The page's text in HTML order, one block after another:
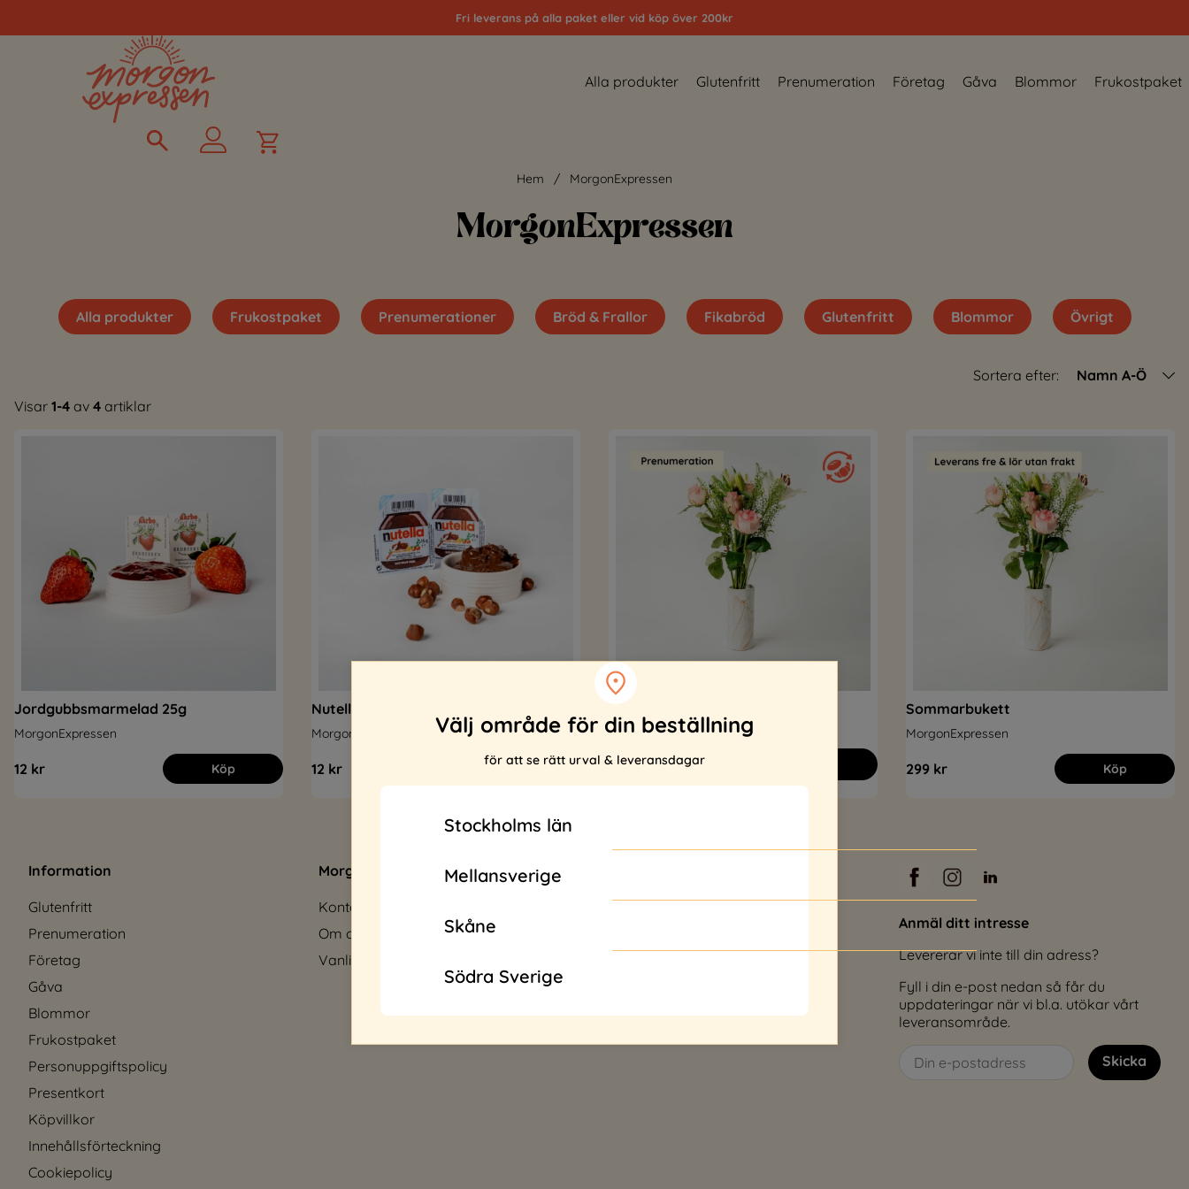
Fri leverans på alla paket eller vid köp över 200kr
Alla produkter Glutenfritt Prenumeration Företag Gåva Blommor Frukostpaket
Hem MorgonExpressen
MorgonExpressen
Alla produkter Frukostpaket Prenumerationer Bröd & Frallor Fikabröd Glutenfritt Blommor Övrigt
Sortera efter:
Namn A-Ö
Visar 1-4 av 4 artiklar
Jordgubbsmarmelad 25g
MorgonExpressen
12 kr Köp
Nutella 15g
MorgonExpressen
12 kr Köp
Sommarbukett - Prenumeration
MorgonExpressen
199 kr
Sommarbukett
MorgonExpressen
299 kr Köp
Välj område för din beställning
för att se rätt urval & leveransdagar
Stockholms län
Mellansverige
Skåne
Södra Sverige
Information
Glutenfritt
Prenumeration
Företag
Gåva
Blommor
Frukostpaket
Personuppgiftspolicy
Presentkort
Köpvillkor
Innehållsförteckning
Cookiepolicy
Morgonexpressen
Kontakt
Om oss
Vanliga frågor
Anmäl ditt intresse
Levererar vi inte till din adress?
Fyll i din e-post nedan så får du
uppdateringar när vi bl.a. utökar vårt
leveransområde.
Skicka